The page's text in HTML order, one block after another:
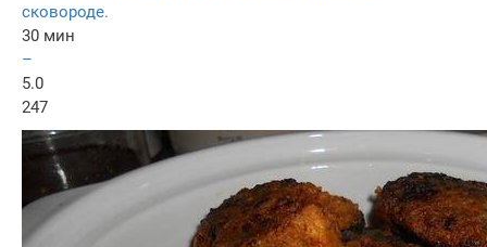
сковороде.
30 мин
–
5.0
247